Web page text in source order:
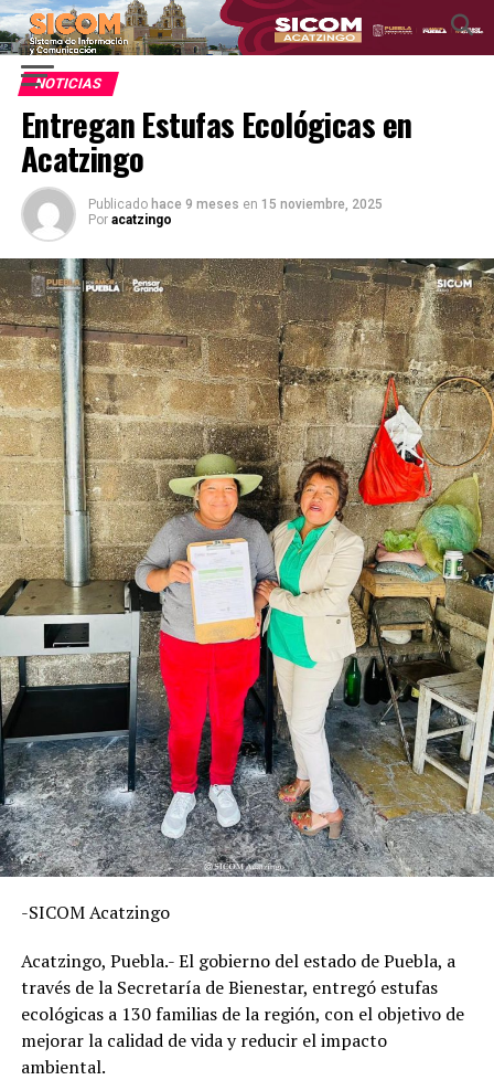
NOTICIAS
Entregan Estufas Ecológicas en
Acatzingo
Publicado hace 9 meses en 15 noviembre, 2025
Por acatzingo
-SICOM Acatzingo
Acatzingo, Puebla.- El gobierno del estado de Puebla, a
través de la Secretaría de Bienestar, entregó estufas
ecológicas a 130 familias de la región, con el objetivo de
mejorar la calidad de vida y reducir el impacto
ambiental.